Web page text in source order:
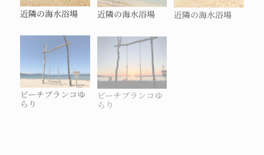
近隣の海水浴場 近隣の海水浴場 近隣の海水浴場
ビーチブランコゆ
らり
ビーチブランコゆ
らり